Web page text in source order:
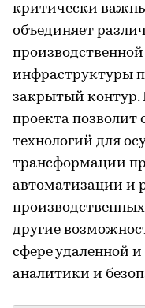
критически
объединяет
инфраструктуры
закрытый контур.
проекта позволит
технологий для
трансформации
автоматизации и
другие
сфере удаленной
аналитики и